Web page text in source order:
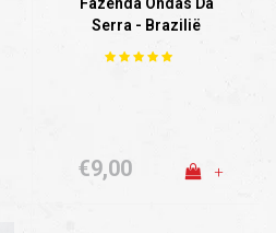
Serra - Brazilië
€9,00 +